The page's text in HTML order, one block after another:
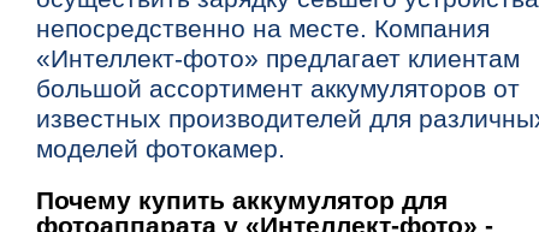
непосредственно на месте. Компания
«Интеллект-фото» предлагает клиентам
большой ассортимент аккумуляторов от
известных производителей для
моделей фотокамер.
Почему купить аккумулятор для
фотоаппарата у «Интеллект-фото» -